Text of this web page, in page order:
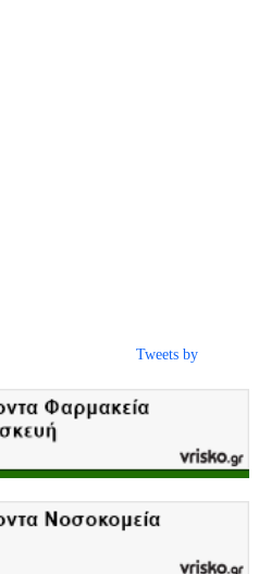
Tweets by